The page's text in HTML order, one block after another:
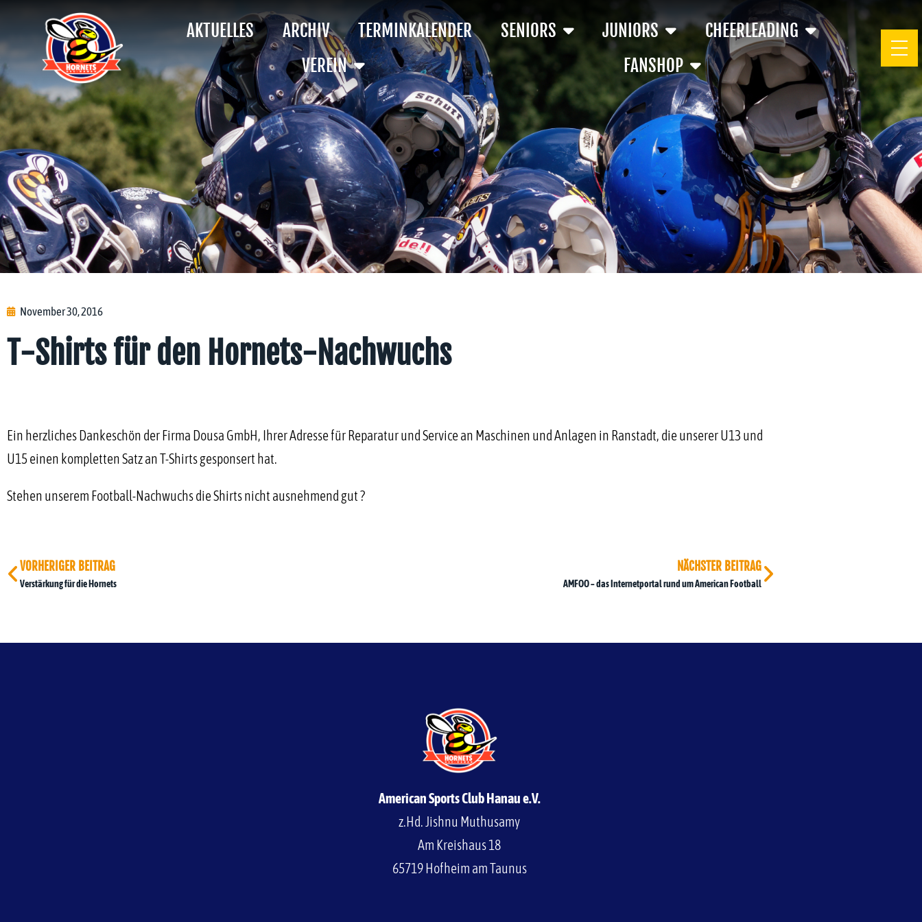
AKTUELLES ARCHIV TERMINKALENDER SENIORS JUNIORS
CHEERLEADING
VEREIN
FANSHOP
November 30, 2016
T-Shirts für den Hornets-Nachwuchs
Ein herzliches Dankeschön der Firma Dousa GmbH, Ihrer Adresse für Reparatur und Service an Maschinen und Anlagen in Ranstadt, die unserer U13 und
U15 einen kompletten Satz an T-Shirts gesponsert hat.
Stehen unserem Football-Nachwuchs die Shirts nicht ausnehmend gut ?
VORHERIGER BEITRAG
Verstärkung für die Hornets
NÄCHSTER BEITRAG
AMFOO – das Internetportal rund um American Football
American Sports Club Hanau e.V.
z.Hd. Jishnu Muthusamy
Am Kreishaus 18
65719 Hofheim am Taunus